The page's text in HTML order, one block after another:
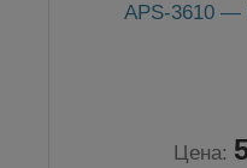
APS-3610 —
Цена: